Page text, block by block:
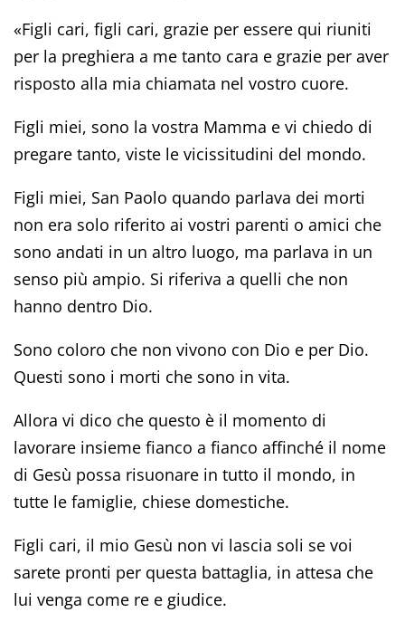
«Figli cari, figli cari, grazie per essere qui riuniti
per la preghiera a me tanto cara e grazie per aver
risposto alla mia chiamata nel vostro cuore.
Figli miei, sono la vostra Mamma e vi chiedo di
pregare tanto, viste le vicissitudini del mondo.
Figli miei, San Paolo quando parlava dei morti
non era solo riferito ai vostri parenti o amici che
sono andati in un altro luogo, ma parlava in un
senso più ampio. Si riferiva a quelli che non
hanno dentro Dio.
Sono coloro che non vivono con Dio e per Dio.
Questi sono i morti che sono in vita.
Allora vi dico che questo è il momento di
lavorare insieme fianco a fianco affinché il nome
di Gesù possa risuonare in tutto il mondo, in
tutte le famiglie, chiese domestiche.
Figli cari, il mio Gesù non vi lascia soli se voi
sarete pronti per questa battaglia, in attesa che
lui venga come re e giudice.